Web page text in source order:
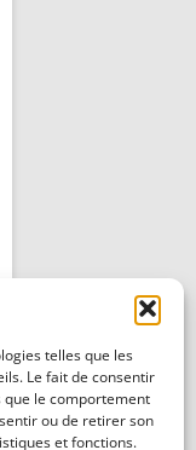
telles que les
Le fait de consentir
le comportement
ou de retirer son
et fonctions.